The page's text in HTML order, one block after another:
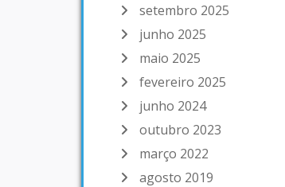
setembro 2025
junho 2025
maio 2025
fevereiro 2025
junho 2024
outubro 2023
março 2022
agosto 2019